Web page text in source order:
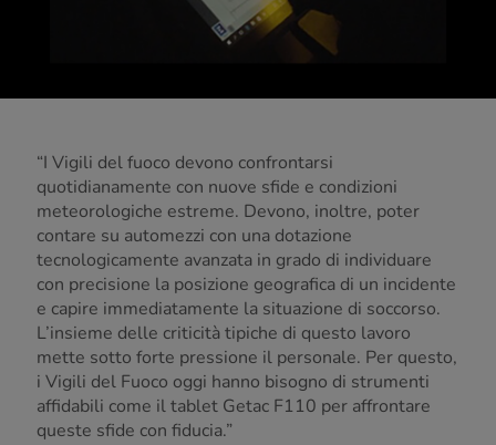
“I Vigili del fuoco devono confrontarsi
quotidianamente con nuove sfide e condizioni
meteorologiche estreme. Devono, inoltre, poter
contare su automezzi con una dotazione
tecnologicamente avanzata in grado di individuare
con precisione la posizione geografica di un incidente
e capire immediatamente la situazione di soccorso.
L’insieme delle criticità tipiche di questo lavoro
mette sotto forte pressione il personale. Per questo,
i Vigili del Fuoco oggi hanno bisogno di strumenti
affidabili come il tablet Getac F110 per affrontare
queste sfide con fiducia.”